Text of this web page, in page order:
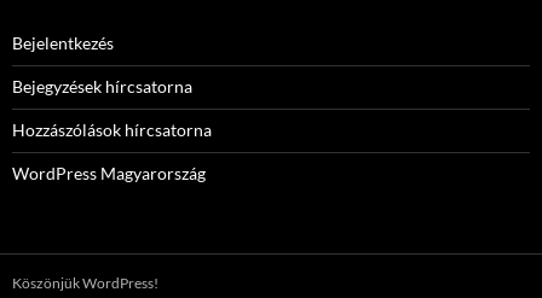
Bejelentkezés
Bejegyzések hírcsatorna
Hozzászólások hírcsatorna
WordPress Magyarország
Köszönjük WordPress!